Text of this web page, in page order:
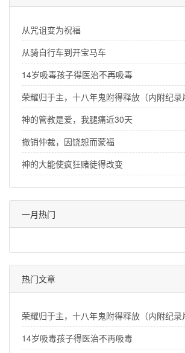
从咒诅变为祝福
从骑自行车到开宝马车
14岁吸毒孩子得医治不再吸毒
荣耀归于主，十八年鬼附得释放（内附纪录
神的管教是爱，我腿痛近30天
撤销仲裁，因饶恕而蒙福
神的大能使疯狂赌徒得改变
一月热门
热门文章
14岁吸毒孩子得医治不再吸毒